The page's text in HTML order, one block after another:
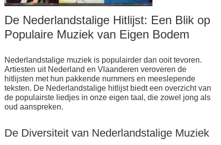
De Nederlandstalige Hitlijst: Een Blik op
Populaire Muziek van Eigen Bodem
Nederlandstalige muziek is populairder dan ooit tevoren.
Artiesten uit Nederland en Vlaanderen veroveren de
hitlijsten met hun pakkende nummers en meeslepende
teksten. De Nederlandstalige hitlijst biedt een overzicht van
de populairste liedjes in onze eigen taal, die zowel jong als
oud aanspreken.
De Diversiteit van Nederlandstalige Muziek